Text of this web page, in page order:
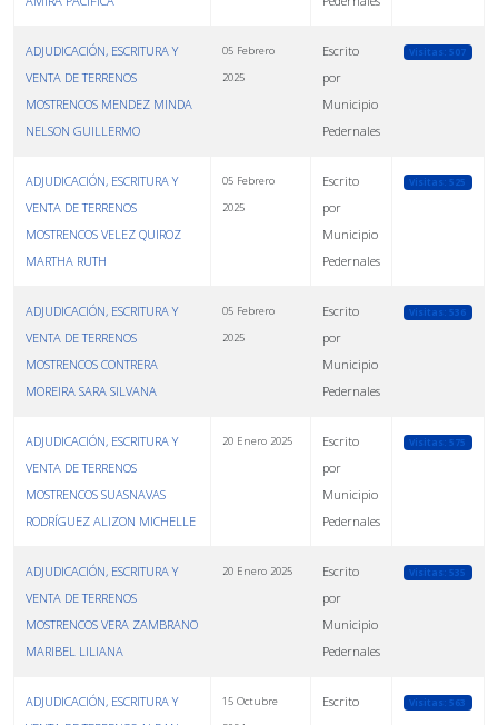
ADJUDICACIÓN, ESCRITURA Y
VENTA DE TERRENOS
MOSTRENCOS MENDEZ MINDA
NELSON GUILLERMO
05 Febrero
2025
Escrito
por
Municipio
Pedernales
Visitas: 507
ADJUDICACIÓN, ESCRITURA Y
VENTA DE TERRENOS
MOSTRENCOS VELEZ QUIROZ
MARTHA RUTH
05 Febrero
2025
Escrito
por
Municipio
Pedernales
Visitas: 525
ADJUDICACIÓN, ESCRITURA Y
VENTA DE TERRENOS
MOSTRENCOS CONTRERA
MOREIRA SARA SILVANA
05 Febrero
2025
Escrito
por
Municipio
Pedernales
Visitas: 536
ADJUDICACIÓN, ESCRITURA Y
VENTA DE TERRENOS
MOSTRENCOS SUASNAVAS
RODRÍGUEZ ALIZON MICHELLE
20 Enero 2025
Escrito
por
Municipio
Pedernales
Visitas: 575
ADJUDICACIÓN, ESCRITURA Y
VENTA DE TERRENOS
MOSTRENCOS VERA ZAMBRANO
MARIBEL LILIANA
20 Enero 2025
Escrito
por
Municipio
Pedernales
Visitas: 535
ADJUDICACIÓN, ESCRITURA Y
15 Octubre
Escrito
Visitas: 563